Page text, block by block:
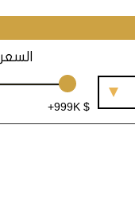
السعر
+999K $